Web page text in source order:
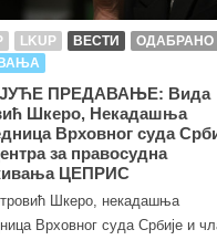
LKUP ВЕСТИ
ОДАБРАНО
ПРЕДАВАЊЕ: Вида
Шкеро, Некадашња
Врховног суда
за правосудна
ЦЕПРИС
Шкеро, некадашња
Врховног суда Србије и